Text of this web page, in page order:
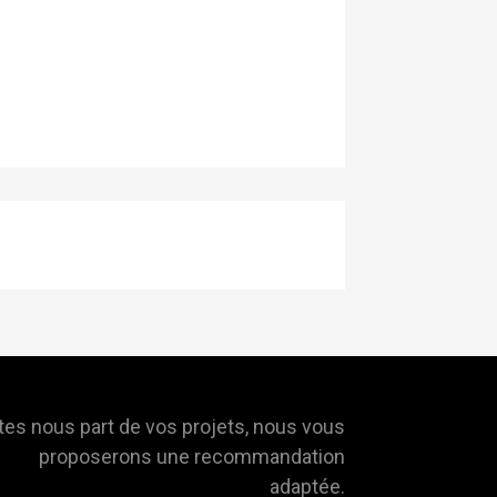
nous part de vos projets, nous vous
proposerons une recommandation
adaptée.